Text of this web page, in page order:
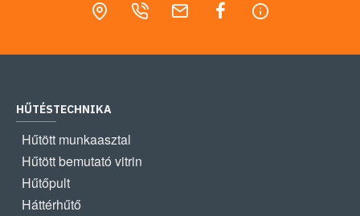
HŰTÉSTECHNIKA
Hűtött munkaasztal
Hűtött bemutató vitrin
Hűtőpult
Háttérhűtő